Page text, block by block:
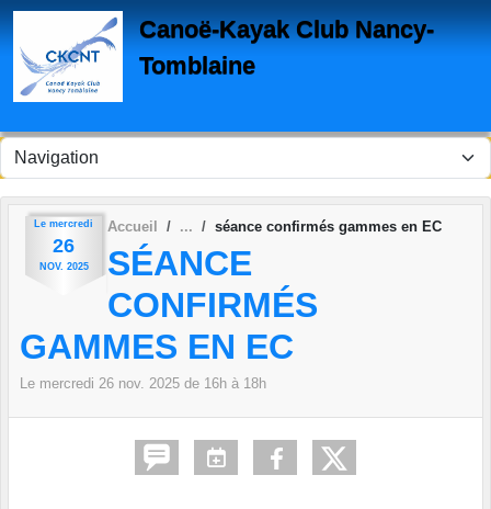
Canoë-Kayak Club Nancy-
Tomblaine
Le mercredi
26
NOV. 2025
Accueil séance confirmés gammes en EC
SÉANCE
CONFIRMÉS
GAMMES EN EC
Le mercredi 26 nov. 2025 de 16h à 18h
Panneau de gestion des cookies